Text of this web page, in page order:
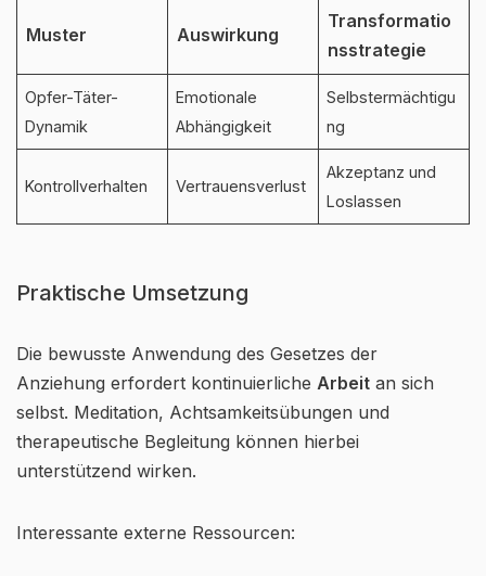
Muster Auswirkung
Transformatio
nsstrategie
Opfer-Täter-
Dynamik
Emotionale
Abhängigkeit
Selbstermächtigu
ng
Kontrollverhalten Vertrauensverlust
Akzeptanz und
Loslassen
Praktische Umsetzung
Die bewusste Anwendung des Gesetzes der
Anziehung erfordert kontinuierliche Arbeit an sich
selbst. Meditation, Achtsamkeitsübungen und
therapeutische Begleitung können hierbei
unterstützend wirken.
Interessante externe Ressourcen: